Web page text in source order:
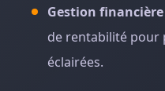
Gestion financière
de rentabilité pour
éclairées.